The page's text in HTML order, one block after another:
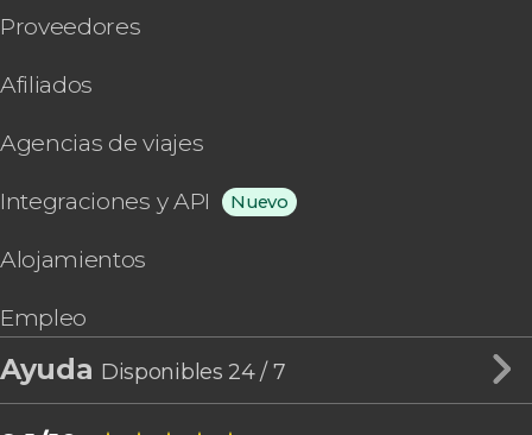
Proveedores
Afiliados
Agencias de viajes
Integraciones y API Nuevo
Alojamientos
Empleo
Ayuda Disponibles 24 / 7